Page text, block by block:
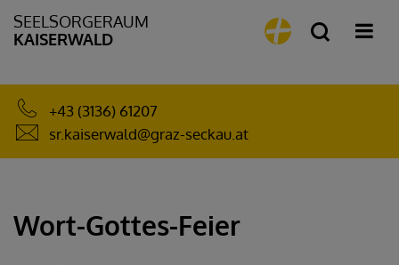
SEELSORGERAUM
KAISERWALD
+43 (3136) 61207
sr.kaiserwald@graz-seckau.at
Wort-Gottes-Feier